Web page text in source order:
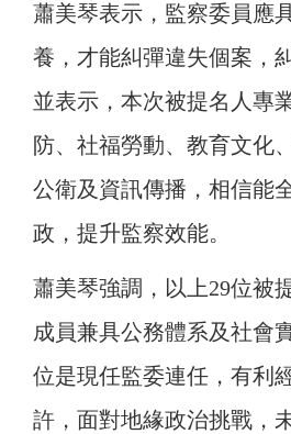
蕭美琴表示，監察委員應
養，才能糾彈違失個案，
並表示，本次被提名人專
防、社福勞動、教育文化
公衛及資訊傳播，相信能
政，提升監察效能。
蕭美琴強調，以上29位被
成員兼具公務體系及社會
位是現任監委連任，有利
許，面對地緣政治挑戰，